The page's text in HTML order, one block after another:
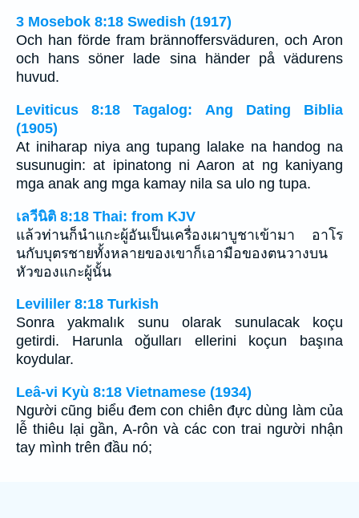
3 Mosebok 8:18 Swedish (1917)
Och han förde fram brännoffersväduren, och Aron
och hans söner lade sina händer på vädurens
huvud.
Leviticus 8:18 Tagalog: Ang Dating Biblia
(1905)
At iniharap niya ang tupang lalake na handog na
susunugin: at ipinatong ni Aaron at ng kaniyang
mga anak ang mga kamay nila sa ulo ng tupa.
เลวีนิติ 8:18 Thai: from KJV
แล้วท่านก็นำแกะผู้อันเป็นเครื่องเผาบูชาเข้ามา อาโร
นกับบุตรชายทั้งหลายของเขาก็เอามือของตนวางบน
หัวของแกะผู้นั้น
Levililer 8:18 Turkish
Sonra yakmalık sunu olarak sunulacak koçu
getirdi. Harunla oğulları ellerini koçun başına
koydular.
Leâ-vi Kyù 8:18 Vietnamese (1934)
Người cũng biểu đem con chiên đực dùng làm của
lễ thiêu lại gần, A-rôn và các con trai người nhận
tay mình trên đầu nó;